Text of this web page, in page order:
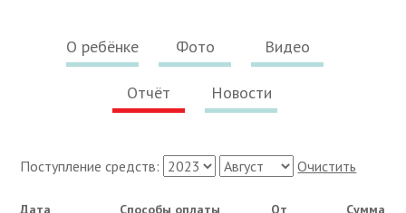
О ребёнке Фото Видео
Отчёт Новости
Поступление средств: Очистить
Дата Способы оплаты
От
Сумма